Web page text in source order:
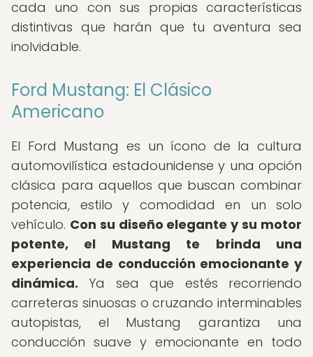
cada uno con sus propias características
distintivas que harán que tu aventura sea
inolvidable.
Ford Mustang: El Clásico
Americano
El Ford Mustang es un ícono de la cultura
automovilística estadounidense y una opción
clásica para aquellos que buscan combinar
potencia, estilo y comodidad en un solo
vehículo. Con su diseño elegante y su motor
potente, el Mustang te brinda una
experiencia de conducción emocionante y
dinámica. Ya sea que estés recorriendo
carreteras sinuosas o cruzando interminables
autopistas, el Mustang garantiza una
conducción suave y emocionante en todo